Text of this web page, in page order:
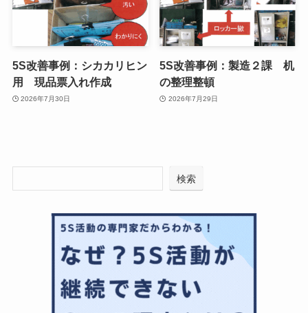
5S改善事例：シカカリヒン
用 現品票入れ作成
2026年7月30日
5S改善事例：製造２課 机
の整理整頓
2026年7月29日
検索